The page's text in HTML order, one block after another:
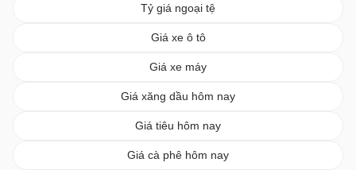
Tỷ giá ngoại tệ
Giá xe ô tô
Giá xe máy
Giá xăng dầu hôm nay
Giá tiêu hôm nay
Giá cà phê hôm nay